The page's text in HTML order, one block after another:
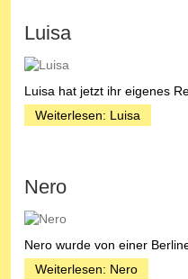
Luisa
Luisa hat jetzt ihr eigenes
Weiterlesen: Luisa
Nero
Nero wurde von einer
Weiterlesen: Nero